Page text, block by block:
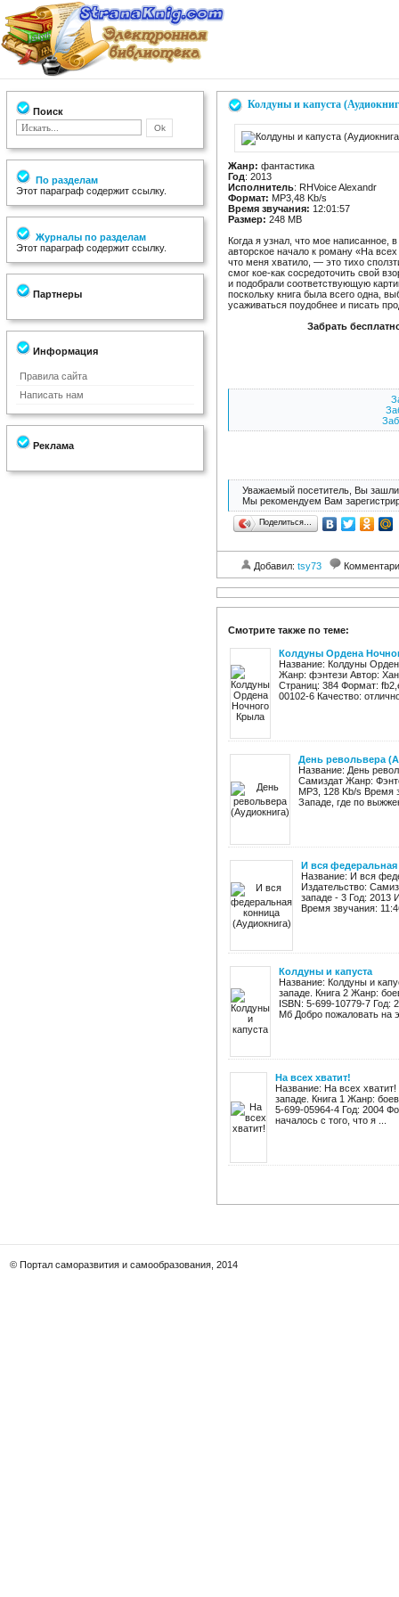
Поиск
По разделам
Этот параграф содержит ссылку.
Журналы по разделам
Этот параграф содержит ссылку.
Партнеры
Информация
Правила сайта
Написать нам
Реклама
Колдуны и капуста
Жанр: фантастика
Год: 2013
Исполнитель: RHVoice Alexandr
Формат: MP3,48 Kb/s
Время звучания: 12:01:57
Размер: 248 MB
Когда я узнал, что мое написанное,
авторское начало к роману «На
что меня хватило, — это тихо
смог кое-как сосредоточить свой
и подобрали соответствующую
поскольку книга была всего одна,
усаживаться поудобнее и писать
Забрать
Уважаемый посетитель, Вы зашли
Мы рекомендуем Вам
Поделиться…
Добавил: tsy73
Смотрите также по теме:
Колдуны Ордена
Название: Колдуны
Жанр: фэнтези Автор:
Страниц: 384 Формат:
00102-6 Качество:
День револьвера
Название: День
Самиздат Жанр:
MP3, 128 Kb/s Время
Западе, где по
И вся
Название: И вся
Издательство:
западе - 3 Год: 2013
Время звучания:
Колдуны и капуста
Название: Колдуны и
западе. Книга 2 Жанр:
ISBN: 5-699-10779-7 Год:
Мб Добро пожаловать на
На всех хватит!
Название: На всех
западе. Книга 1 Жанр:
5-699-05964-4 Год: 2004
началось с того, что я ...
© Портал саморазвития и самообразования, 2014